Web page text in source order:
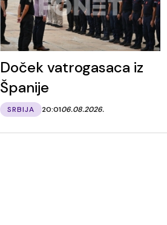
Doček vatrogasaca iz
Španije
SRBIJA 20:0106.08.2026.